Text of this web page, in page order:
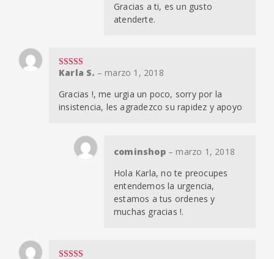
Gracias a ti, es un gusto
atenderte.
Valorado en
Karla S. – marzo 1, 2018
Gracias !, me urgia un poco, sorry por la
insistencia, les agradezco su rapidez y apoyo
cominshop – marzo 1, 2018
Hola Karla, no te preocupes
entendemos la urgencia,
estamos a tus ordenes y
muchas gracias !.